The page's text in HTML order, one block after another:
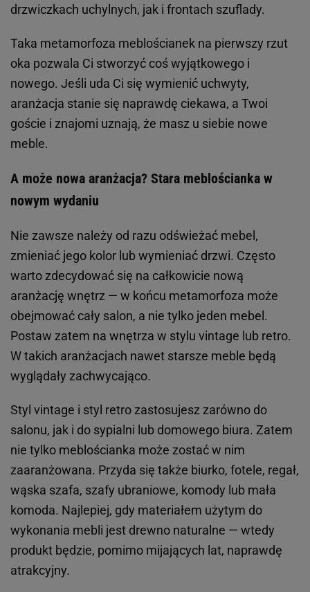
drzwiczkach uchylnych, jak i frontach szuflady.
Taka metamorfoza meblościanek na pierwszy rzut
oka pozwala Ci stworzyć coś wyjątkowego i
nowego. Jeśli uda Ci się wymienić uchwyty,
aranżacja stanie się naprawdę ciekawa, a Twoi
goście i znajomi uznają, że masz u siebie nowe
meble.
A może nowa aranżacja? Stara meblościanka w
nowym wydaniu
Nie zawsze należy od razu odświeżać mebel,
zmieniać jego kolor lub wymieniać drzwi. Często
warto zdecydować się na całkowicie nową
aranżację wnętrz — w końcu metamorfoza może
obejmować cały salon, a nie tylko jeden mebel.
Postaw zatem na wnętrza w stylu vintage lub retro.
W takich aranżacjach nawet starsze meble będą
wyglądały zachwycająco.
Styl vintage i styl retro zastosujesz zarówno do
salonu, jak i do sypialni lub domowego biura. Zatem
nie tylko meblościanka może zostać w nim
zaaranżowana. Przyda się także biurko, fotele, regał,
wąska szafa, szafy ubraniowe, komody lub mała
komoda. Najlepiej, gdy materiałem użytym do
wykonania mebli jest drewno naturalne — wtedy
produkt będzie, pomimo mijających lat, naprawdę
atrakcyjny.